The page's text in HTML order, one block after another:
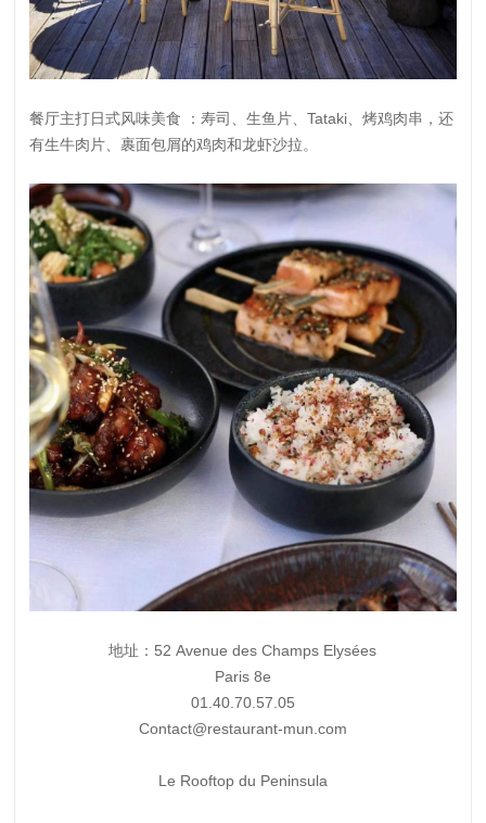
餐厅主打日式风味美食 ：寿司、生鱼片、Tataki、烤鸡肉串，还
有生牛肉片、裹面包屑的鸡肉和龙虾沙拉。
地址：52 Avenue des Champs Elysées
Paris 8e
01.40.70.57.05
Contact@restaurant-mun.com
Le Rooftop du Peninsula